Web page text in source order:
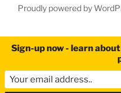
Proudly powered by
Sign-up now - learn